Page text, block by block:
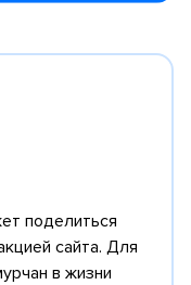
поделиться
сайта. Для
в жизни